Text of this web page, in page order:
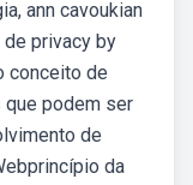
ann cavoukian
privacy by
conceito de
podem ser
de
da